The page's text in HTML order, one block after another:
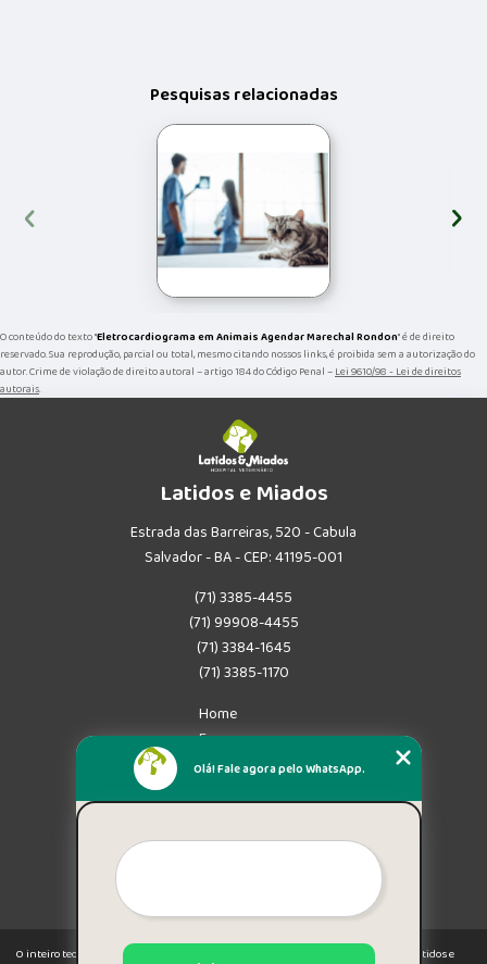
Pesquisas relacionadas
‹ ›
O conteúdo do texto "Eletrocardiograma em Animais Agendar Marechal Rondon" é de direito
reservado. Sua reprodução, parcial ou total, mesmo citando nossos links, é proibida sem a autorização do
autor. Crime de violação de direito autoral – artigo 184 do Código Penal –Lei 9610/98 - Lei de direitos
autorais.
Latidos e Miados
Estrada das Barreiras, 520 - Cabula
Salvador - BA - CEP: 41195-001
(71) 3385-4455
(71) 99908-4455
(71) 3384-1645
(71) 3385-1170
Home
Empresa
Missão
Mapa do site
O inteiro teor deste site está sujeito à proteção de direitos autorais. Copyright© Latidos e
Olá! Fale agora pelo WhatsApp.